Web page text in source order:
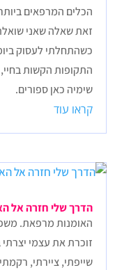
הכלים המרפאים
זאת שאלה שאני
כשהתחלתי לעסוק
התקופות הקשות
שימיה כאן ספורים.
קראו עוד
הדרך שלי חזרה אל
האומנות מרפאת.
זוכרת את עצמי
שייפתי, ציירתי,